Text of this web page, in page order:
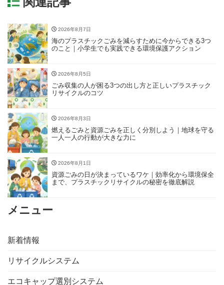
2026年8月7日
海のプラスチックごみを減らすために今からできる3つ
のこと｜小学生でも実践できる環境保護アクション
2026年8月5日
ごみ収集の人が困る3つの出し方と正しいプラスチック
リサイクルのコツ
2026年8月3日
燃えるごみと資源ごみを正しく分別しよう｜地球を守る
一人一人の行動が大きな力に
2026年8月1日
資源ごみの日が決まっているワケ｜効率化から環境保全
まで、プラスチックリサイクルの秘密を徹底解説
メニュー
新着情報
リサイクルシステム
エコキャップ選別システム